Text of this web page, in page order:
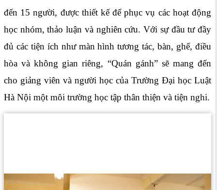
đến 15 người, được thiết kế để phục vụ các hoạt động
học nhóm, thảo luận và nghiên cứu. Với sự đầu tư đầy
đủ các tiện ích như màn hình tương tác, bàn, ghế, điều
hòa và không gian riêng, “Quán gánh” sẽ mang đến
cho giảng viên và người học của Trường Đại học Luật
Hà Nội một môi trường học tập thân thiện và tiện nghi.